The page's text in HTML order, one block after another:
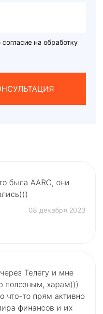
на обработку
была AARC, они
08 декабря 2023
Телегу и мне
полезным, харам)))
что-то прям активно
финансов и их